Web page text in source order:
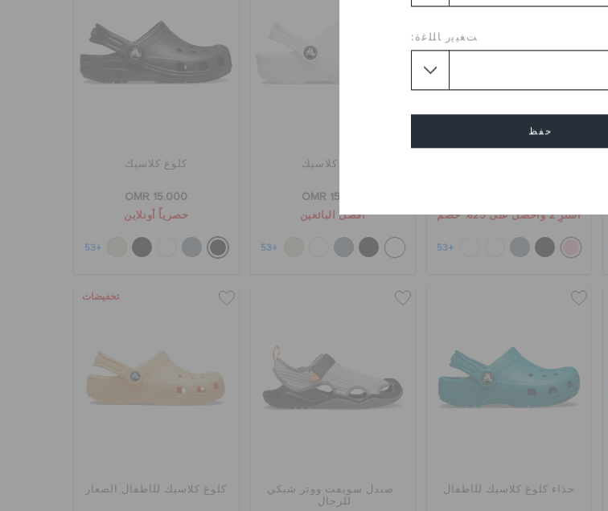
ﺖﻐﻴﻳﺭ ﺎﻠﻠﻏﺓ:
حفظ
اشترِ 2 واحصل على 25% خصم
+53
كلوغ كلاسيك
OMR 15.000
أفضل البائعين
+53
كلوغ كلاسيك
OMR 15.000
حصرياً أونلاين
+53
حذاء كلوغ كلاسيك للأطفال
صندل سويفت ووتر شبكي
للرجال
تخفيضات
كلوغ كلاسيك للأطفال الصغار